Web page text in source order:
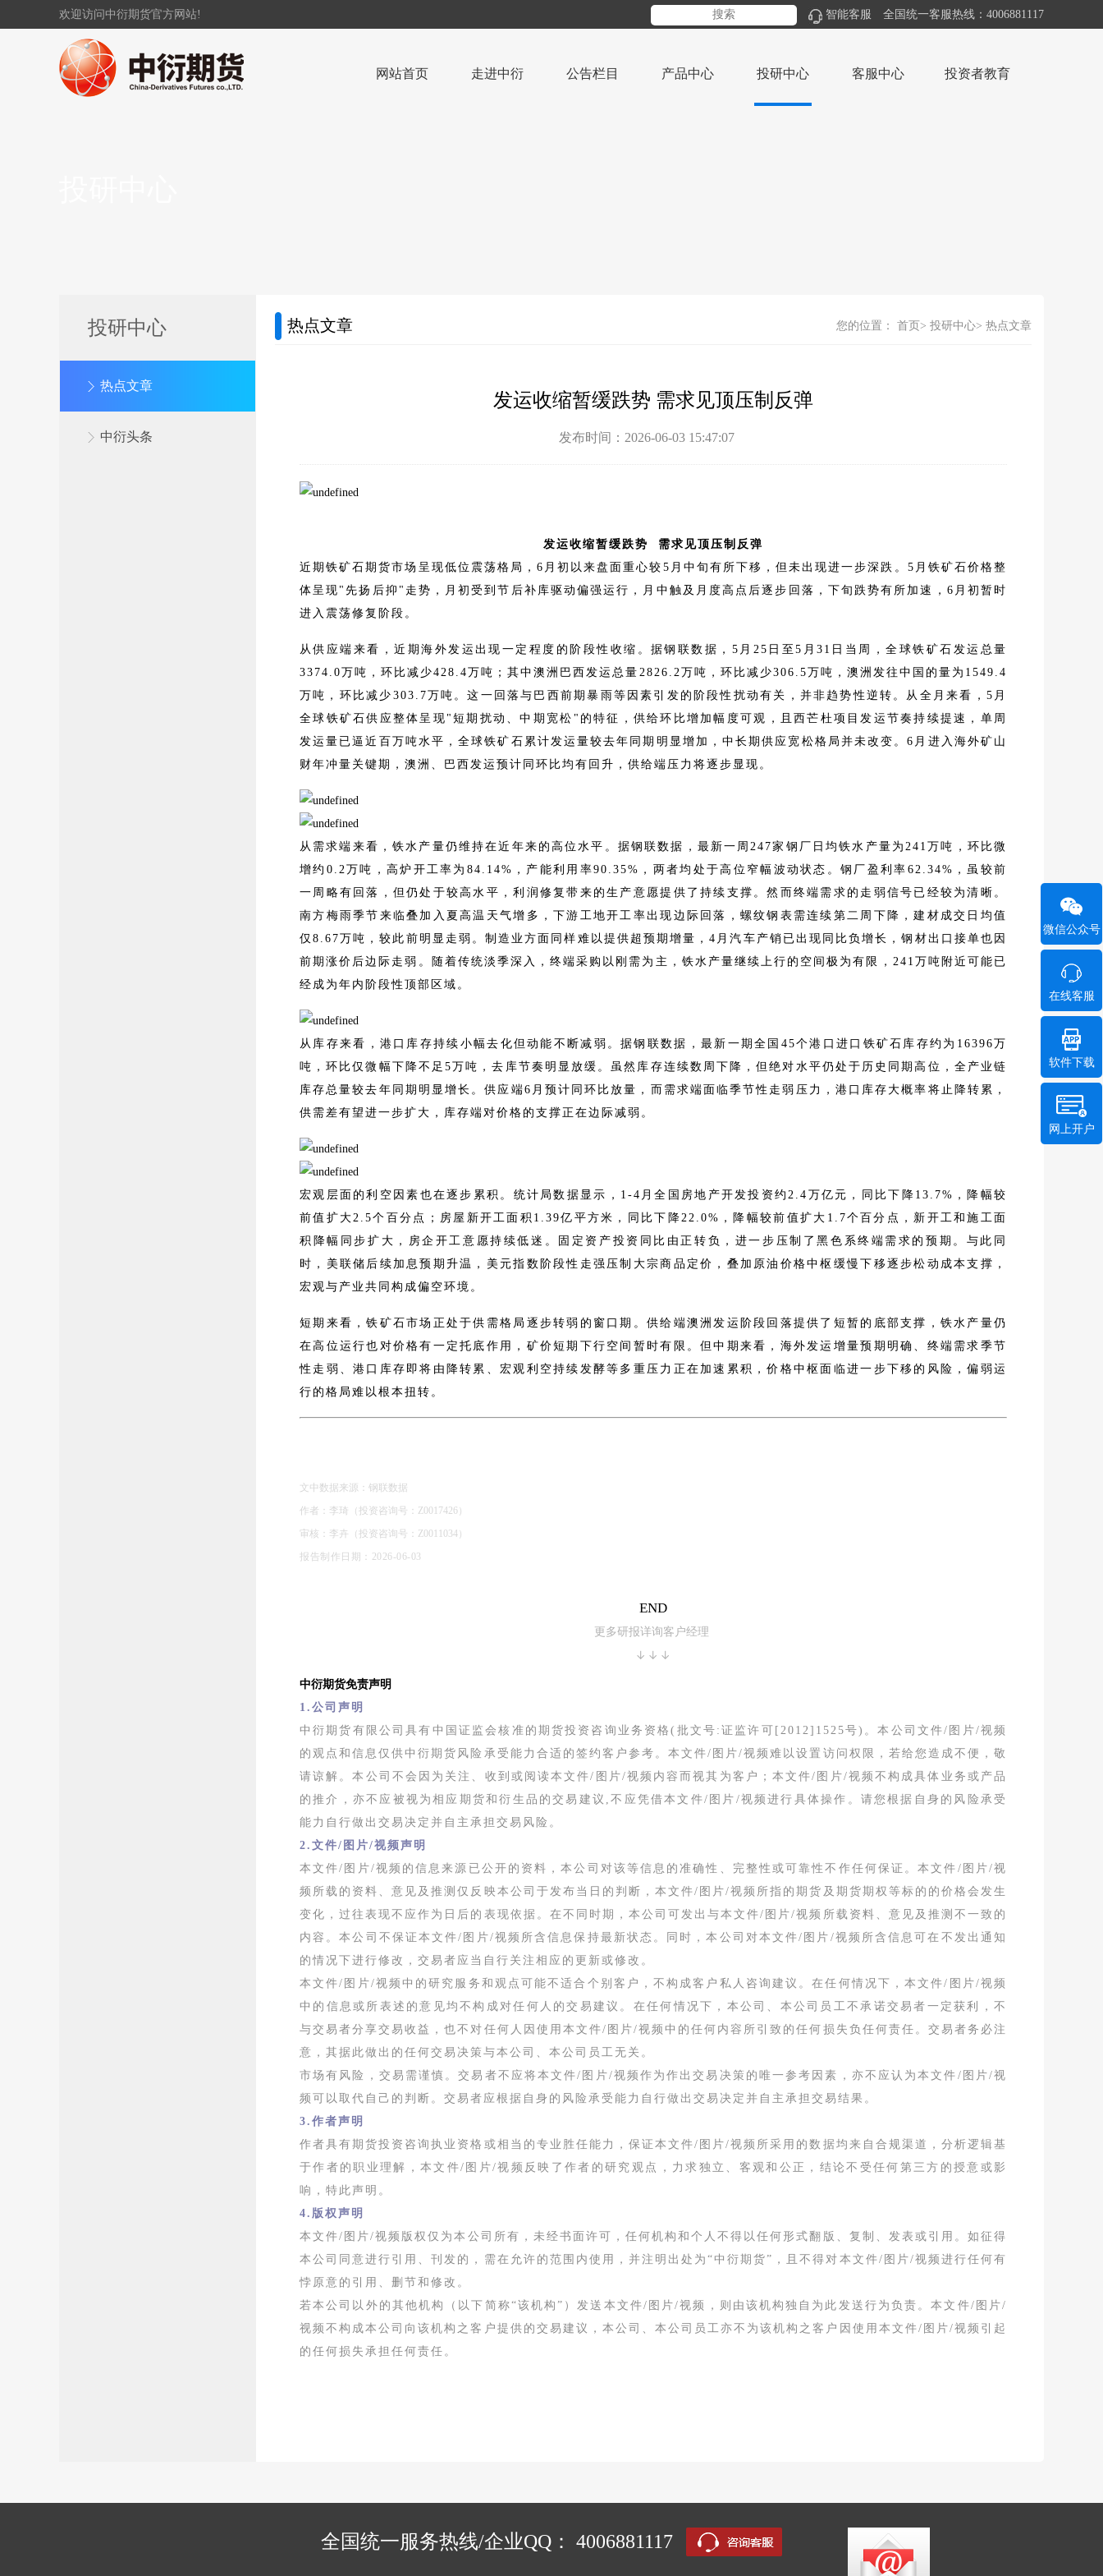
欢迎访问中衍期货官方网站! 智能客服 全国统一客服热线：4006881117
网站首页 走进中衍 公告栏目 产品中心 投研中心 客服中心 投资者教育
投研中心
热点文章
中衍头条
热点文章 您的位置： 首页 投研中心 热点文章
发运收缩暂缓跌势 需求见顶压制反弹
发布时间：2026-06-03 15:47:07
发运收缩暂缓跌势 需求见顶压制反弹
近期铁矿石期货市场呈现低位震荡格局，6月初以来盘面重心较5月中旬有所下移，但未出现进一步深跌。5月铁矿石价格整
体呈现"先扬后抑"走势，月初受到节后补库驱动偏强运行，月中触及月度高点后逐步回落，下旬跌势有所加速，6月初暂时
进入震荡修复阶段。
从供应端来看，近期海外发运出现一定程度的阶段性收缩。据钢联数据，5月25日至5月31日当周，全球铁矿石发运总量
3374.0万吨，环比减少428.4万吨；其中澳洲巴西发运总量2826.2万吨，环比减少306.5万吨，澳洲发往中国的量为1549.4
万吨，环比减少303.7万吨。这一回落与巴西前期暴雨等因素引发的阶段性扰动有关，并非趋势性逆转。从全月来看，5月
全球铁矿石供应整体呈现"短期扰动、中期宽松"的特征，供给环比增加幅度可观，且西芒杜项目发运节奏持续提速，单周
发运量已逼近百万吨水平，全球铁矿石累计发运量较去年同期明显增加，中长期供应宽松格局并未改变。6月进入海外矿山
财年冲量关键期，澳洲、巴西发运预计同环比均有回升，供给端压力将逐步显现。
从需求端来看，铁水产量仍维持在近年来的高位水平。据钢联数据，最新一周247家钢厂日均铁水产量为241万吨，环比微
增约0.2万吨，高炉开工率为84.14%，产能利用率90.35%，两者均处于高位窄幅波动状态。钢厂盈利率62.34%，虽较前
一周略有回落，但仍处于较高水平，利润修复带来的生产意愿提供了持续支撑。然而终端需求的走弱信号已经较为清晰。
南方梅雨季节来临叠加入夏高温天气增多，下游工地开工率出现边际回落，螺纹钢表需连续第二周下降，建材成交日均值
仅8.67万吨，较此前明显走弱。制造业方面同样难以提供超预期增量，4月汽车产销已出现同比负增长，钢材出口接单也因
前期涨价后边际走弱。随着传统淡季深入，终端采购以刚需为主，铁水产量继续上行的空间极为有限，241万吨附近可能已
经成为年内阶段性顶部区域。
从库存来看，港口库存持续小幅去化但动能不断减弱。据钢联数据，最新一期全国45个港口进口铁矿石库存约为16396万
吨，环比仅微幅下降不足5万吨，去库节奏明显放缓。虽然库存连续数周下降，但绝对水平仍处于历史同期高位，全产业链
库存总量较去年同期明显增长。供应端6月预计同环比放量，而需求端面临季节性走弱压力，港口库存大概率将止降转累，
供需差有望进一步扩大，库存端对价格的支撑正在边际减弱。
宏观层面的利空因素也在逐步累积。统计局数据显示，1-4月全国房地产开发投资约2.4万亿元，同比下降13.7%，降幅较
前值扩大2.5个百分点；房屋新开工面积1.39亿平方米，同比下降22.0%，降幅较前值扩大1.7个百分点，新开工和施工面
积降幅同步扩大，房企开工意愿持续低迷。固定资产投资同比由正转负，进一步压制了黑色系终端需求的预期。与此同
时，美联储后续加息预期升温，美元指数阶段性走强压制大宗商品定价，叠加原油价格中枢缓慢下移逐步松动成本支撑，
宏观与产业共同构成偏空环境。
短期来看，铁矿石市场正处于供需格局逐步转弱的窗口期。供给端澳洲发运阶段回落提供了短暂的底部支撑，铁水产量仍
在高位运行也对价格有一定托底作用，矿价短期下行空间暂时有限。但中期来看，海外发运增量预期明确、终端需求季节
性走弱、港口库存即将由降转累、宏观利空持续发酵等多重压力正在加速累积，价格中枢面临进一步下移的风险，偏弱运
行的格局难以根本扭转。
文中数据来源：钢联数据
作者：李琦（投资咨询号：Z0017426）
审核：李卉（投资咨询号：Z0011034）
报告制作日期：2026-06-03
END
更多研报详询客户经理
↓↓↓
中衍期货免责声明
1.公司声明
中衍期货有限公司具有中国证监会核准的期货投资咨询业务资格(批文号:证监许可[2012]1525号)。本公司文件/图片/视频
的观点和信息仅供中衍期货风险承受能力合适的签约客户参考。本文件/图片/视频难以设置访问权限，若给您造成不便，敬
请谅解。本公司不会因为关注、收到或阅读本文件/图片/视频内容而视其为客户；本文件/图片/视频不构成具体业务或产品
的推介，亦不应被视为相应期货和衍生品的交易建议,不应凭借本文件/图片/视频进行具体操作。请您根据自身的风险承受
能力自行做出交易决定并自主承担交易风险。
2.文件/图片/视频声明
本文件/图片/视频的信息来源已公开的资料，本公司对该等信息的准确性、完整性或可靠性不作任何保证。本文件/图片/视
频所载的资料、意见及推测仅反映本公司于发布当日的判断，本文件/图片/视频所指的期货及期货期权等标的的价格会发生
变化，过往表现不应作为日后的表现依据。在不同时期，本公司可发出与本文件/图片/视频所载资料、意见及推测不一致的
内容。本公司不保证本文件/图片/视频所含信息保持最新状态。同时，本公司对本文件/图片/视频所含信息可在不发出通知
的情况下进行修改，交易者应当自行关注相应的更新或修改。
本文件/图片/视频中的研究服务和观点可能不适合个别客户，不构成客户私人咨询建议。在任何情况下，本文件/图片/视频
中的信息或所表述的意见均不构成对任何人的交易建议。在任何情况下，本公司、本公司员工不承诺交易者一定获利，不
与交易者分享交易收益，也不对任何人因使用本文件/图片/视频中的任何内容所引致的任何损失负任何责任。交易者务必注
意，其据此做出的任何交易决策与本公司、本公司员工无关。
市场有风险，交易需谨慎。交易者不应将本文件/图片/视频作为作出交易决策的唯一参考因素，亦不应认为本文件/图片/视
频可以取代自己的判断。交易者应根据自身的风险承受能力自行做出交易决定并自主承担交易结果。
3.作者声明
作者具有期货投资咨询执业资格或相当的专业胜任能力，保证本文件/图片/视频所采用的数据均来自合规渠道，分析逻辑基
于作者的职业理解，本文件/图片/视频反映了作者的研究观点，力求独立、客观和公正，结论不受任何第三方的授意或影
响，特此声明。
4.版权声明
本文件/图片/视频版权仅为本公司所有，未经书面许可，任何机构和个人不得以任何形式翻版、复制、发表或引用。如征得
本公司同意进行引用、刊发的，需在允许的范围内使用，并注明出处为“中衍期货”，且不得对本文件/图片/视频进行任何有
悖原意的引用、删节和修改。
若本公司以外的其他机构（以下简称“该机构”）发送本文件/图片/视频，则由该机构独自为此发送行为负责。本文件/图片/
视频不构成本公司向该机构之客户提供的交易建议，本公司、本公司员工亦不为该机构之客户因使用本文件/图片/视频引起
的任何损失承担任何责任。
全国统一服务热线/企业QQ： 4006881117
微信公众号
在线客服
软件下载
网上开户